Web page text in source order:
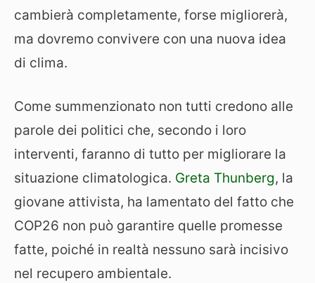
cambierà completamente, forse migliorerà,
ma dovremo convivere con una nuova idea
di clima.
Come summenzionato non tutti credono alle
parole dei politici che, secondo i loro
interventi, faranno di tutto per migliorare la
situazione climatologica. Greta Thunberg, la
giovane attivista, ha lamentato del fatto che
COP26 non può garantire quelle promesse
fatte, poiché in realtà nessuno sarà incisivo
nel recupero ambientale.